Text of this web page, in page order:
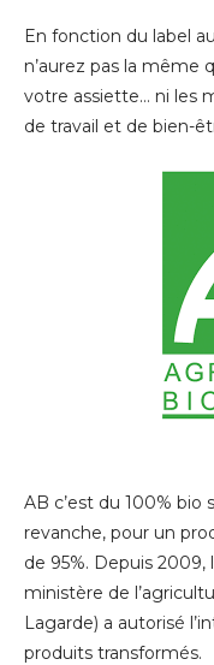
En fonction du label
n’aurez pas la même
votre assiette… ni les
de travail et de bien-
AB c’est du 100%
revanche, pour un
de 95%. Depuis 2009,
ministère de
Lagarde) a autorisé
produits transformés.